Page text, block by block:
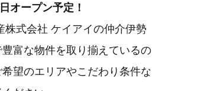
オープン予定！
式会社 ケイアイの仲介伊勢
富な物件を取り揃えているの
望のエリアやこだわり条件な